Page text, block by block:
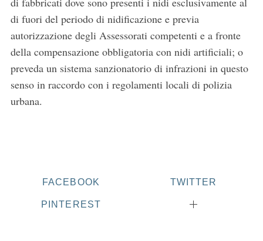
di fuori del periodo di nidificazione e previa
autorizzazione degli Assessorati competenti e a fronte
della compensazione obbligatoria con nidi artificiali; o
preveda un sistema sanzionatorio di infrazioni in questo
senso in raccordo con i regolamenti locali di polizia
urbana.
FACEBOOK TWITTER
PINTEREST
h
f
o